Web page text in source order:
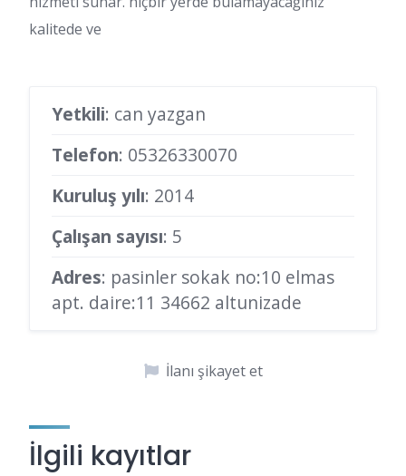
kalitede ve
Yetkili: can yazgan
Telefon: 05326330070
Kuruluş yılı: 2014
Çalışan sayısı: 5
Adres: pasinler sokak no:10 elmas
apt. daire:11 34662 altunizade
İlanı şikayet et
İlgili kayıtlar